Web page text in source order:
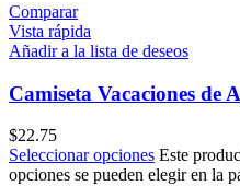
Comparar
Vista rápida
Añadir a la lista de deseos
Camiseta Vacaciones de
$22.75
Seleccionar opciones Este
opciones se pueden elegir en la